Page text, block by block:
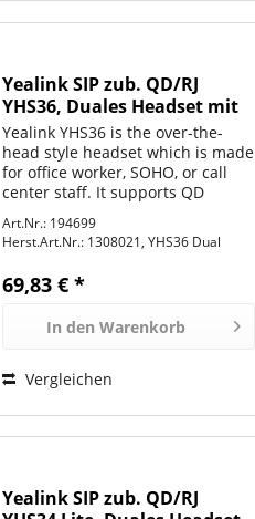
Yealink SIP zub. QD/RJ
YHS36, Duales Headset mit
NoiseCancelling
Yealink YHS36 is the over-the-
head style headset which is made
for office worker, SOHO, or call
center staff. It supports QD
is compliant with the full range of
Yealink enterprise IP phones. The
Art.Nr.: 194699
Herst.Art.Nr.: 1308021, YHS36 Dual
69,83 € *
In den Warenkorb
Vergleichen
Yealink SIP zub. QD/RJ